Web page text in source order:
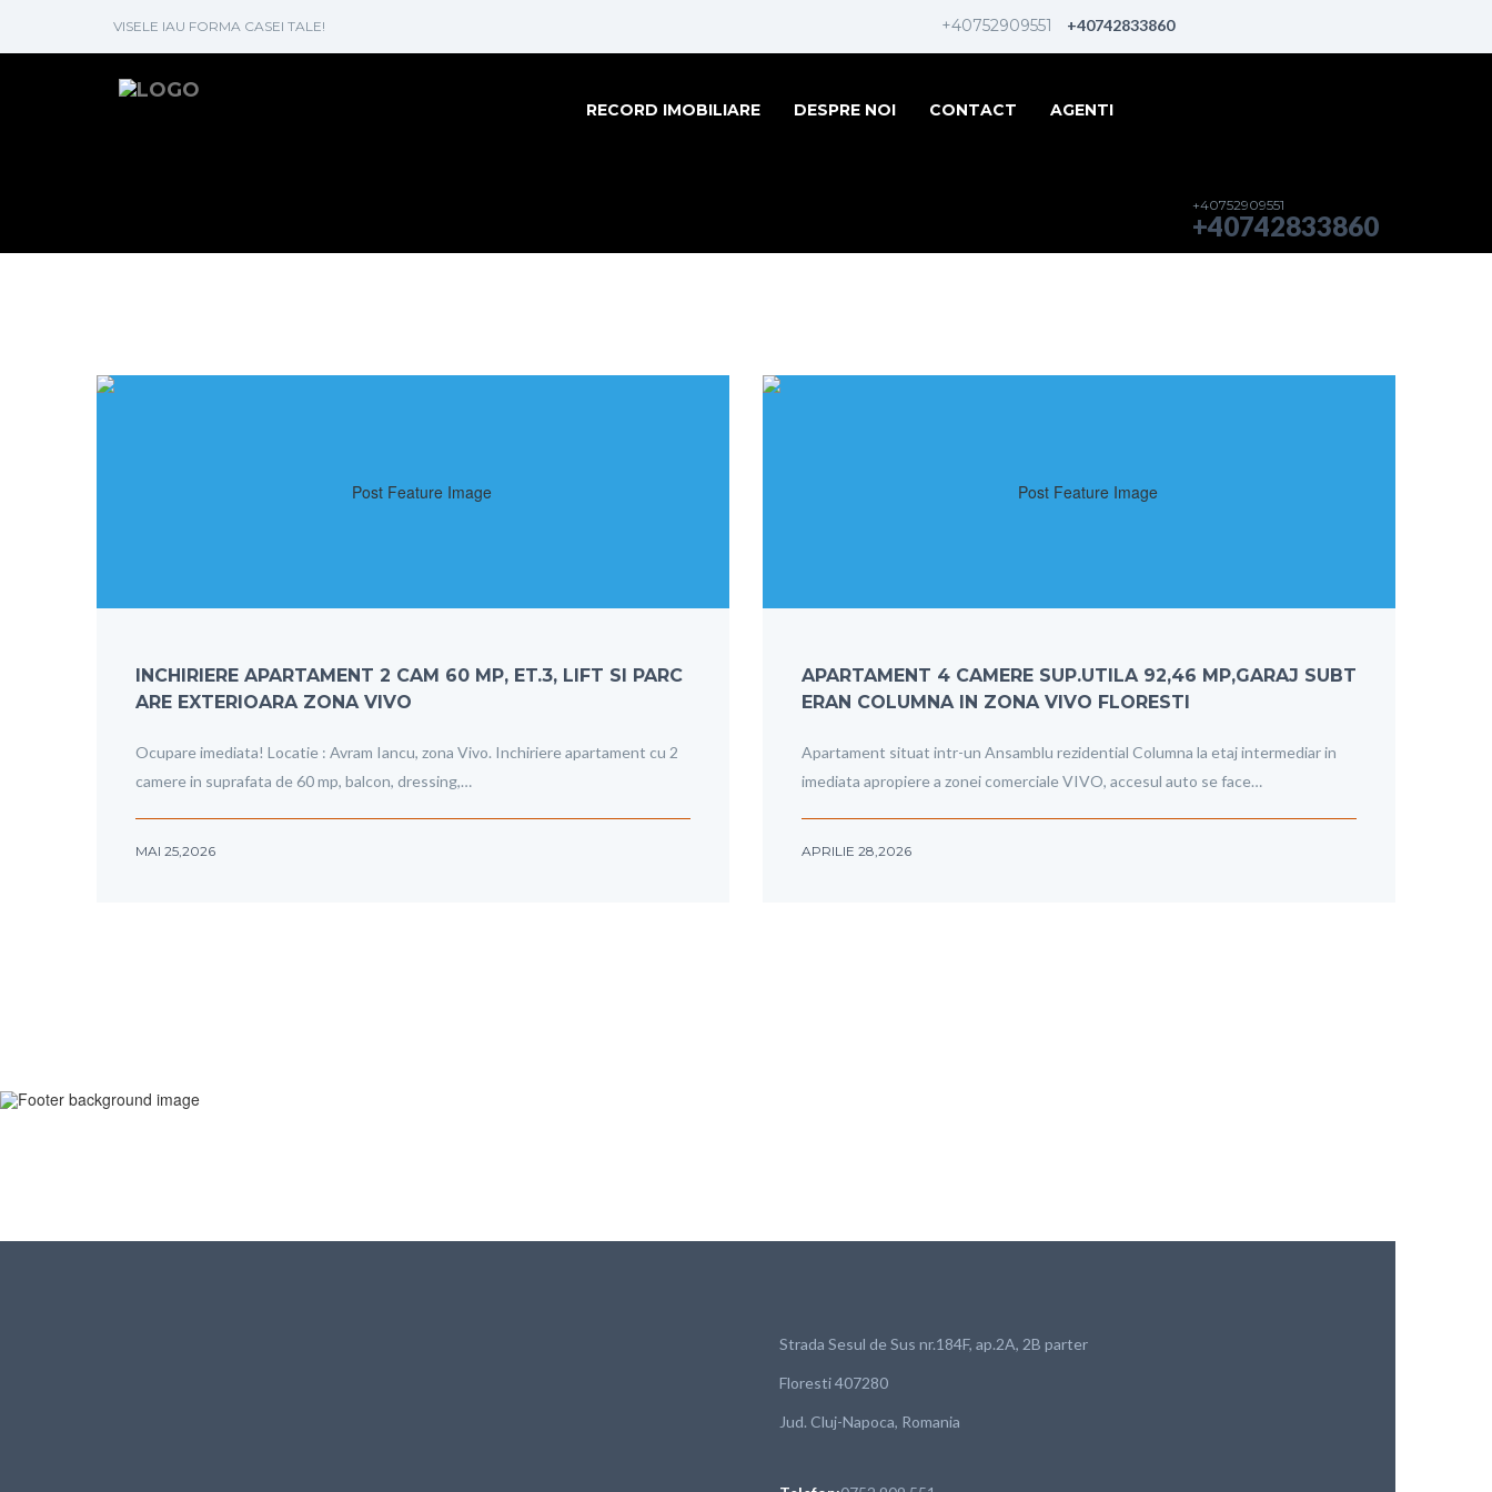
VISELE IAU FORMA CASEI TALE! +40752909551 +40742833860
RECORD IMOBILIARE DESPRE NOI CONTACT AGENTI
+40752909551
+40742833860
INCHIRIERE APARTAMENT 2 CAM 60 MP, ET.3, LIFT SI PARC
ARE EXTERIOARA ZONA VIVO
Ocupare imediata! Locatie : Avram Iancu, zona Vivo. Inchiriere apartament cu 2
camere in suprafata de 60 mp, balcon, dressing,…
MAI 25,2026
APARTAMENT 4 CAMERE SUP.UTILA 92,46 MP,GARAJ SUBT
ERAN COLUMNA IN ZONA VIVO FLORESTI
Apartament situat intr-un Ansamblu rezidential Columna la etaj intermediar in
imediata apropiere a zonei comerciale VIVO, accesul auto se face…
APRILIE 28,2026
Strada Sesul de Sus nr.184F, ap.2A, 2B parter
Floresti 407280
Jud. Cluj-Napoca, Romania